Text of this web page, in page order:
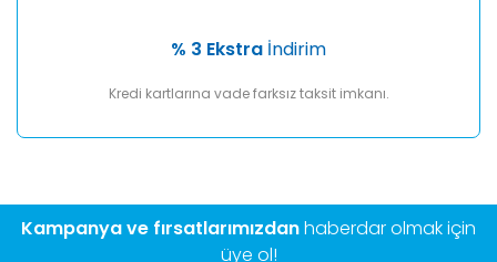
% 3 Ekstra İndirim
Kredi kartlarına vade farksız taksit imkanı.
Kampanya ve fırsatlarımızdanhaberdar olmak için
üye ol!